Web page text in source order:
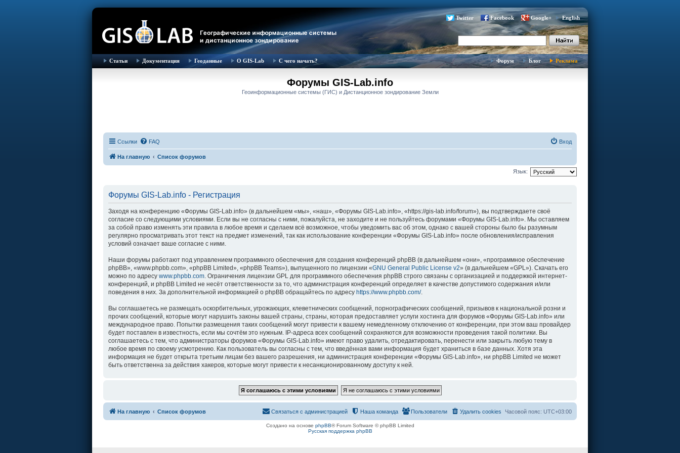
Twitter Facebook Google+ English
Статьи Документация Геоданные О GIS-Lab С чего начать? Форум Блог Реклама
Форумы GIS-Lab.info
Геоинформационные системы (ГИС) и Дистанционное зондирование Земли
Ссылки FAQ Вход
На главную Список форумов
Язык:
Форумы GIS-Lab.info - Регистрация
Заходя на конференцию «Форумы GIS-Lab.info» (в дальнейшем «мы», «наш», «Форумы GIS-Lab.info», «https://gis-lab.info/forum»), вы подтверждаете своё
согласие со следующими условиями. Если вы не согласны с ними, пожалуйста, не заходите и не пользуйтесь форумами «Форумы GIS-Lab.info». Мы оставляем
за собой право изменять эти правила в любое время и сделаем всё возможное, чтобы уведомить вас об этом, однако с вашей стороны было бы разумным
регулярно просматривать этот текст на предмет изменений, так как использование конференции «Форумы GIS-Lab.info» после обновления/исправления
условий означает ваше согласие с ними.
Наши форумы работают под управлением программного обеспечения для создания конференций phpBB (в дальнейшем «они», «программное обеспечение
phpBB», «www.phpbb.com», «phpBB Limited», «phpBB Teams»), выпущенного по лицензии «GNU General Public License v2» (в дальнейшем «GPL»). Скачать его
можно по адресу www.phpbb.com . Ограничения лицензии GPL для программного обеспечения phpBB строго связаны с организацией и поддержкой интернет-
конференций, и phpBB Limited не несёт ответственности за то, что администрация конференций определяет в качестве допустимого содержания и/или
поведения в них. За дополнительной информацией о phpBB обращайтесь по адресу https://www.phpbb.com/.
Вы соглашаетесь не размещать оскорбительных, угрожающих, клеветнических сообщений, порнографических сообщений, призывов к национальной розни и
прочих сообщений, которые могут нарушить законы вашей страны, страны, которая предоставляет услуги хостинга для форумов «Форумы GIS-Lab.info» или
международное право. Попытки размещения таких сообщений могут привести к вашему немедленному отключению от конференции, при этом ваш провайдер
будет поставлен в известность, если мы сочтём это нужным. IP-адреса всех сообщений сохраняются для возможности проведения такой политики. Вы
соглашаетесь с тем, что администраторы форумов «Форумы GIS-Lab.info» имеют право удалить, отредактировать, перенести или закрыть любую тему в
любое время по своему усмотрению. Как пользователь вы согласны с тем, что введённая вами информация будет храниться в базе данных. Хотя эта
информация не будет открыта третьим лицам без вашего разрешения, ни администрация конференции «Форумы GIS-Lab.info», ни phpBB Limited не может
быть ответственна за действия хакеров, которые могут привести к несанкционированному доступу к ней.
На главную Список форумов Часовой пояс: UTC+03:00
Удалить cookies
Пользователи
Наша команда
Связаться с администрацией
Создано на основе phpBB® Forum Software © phpBB Limited
Русская поддержка phpBB